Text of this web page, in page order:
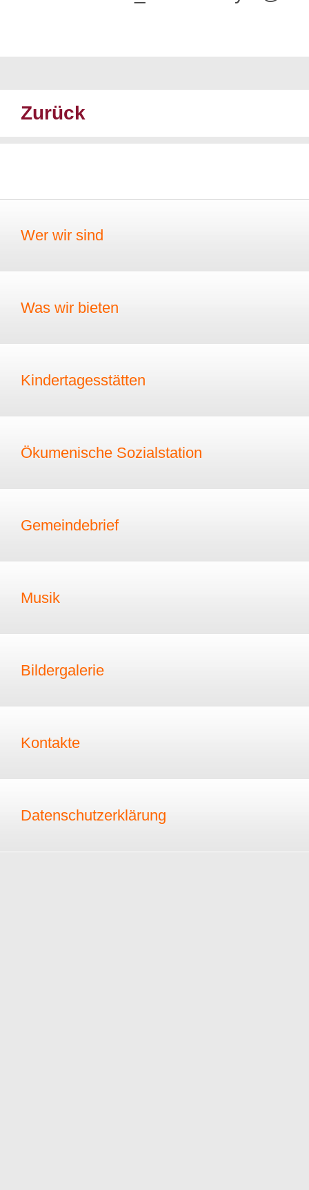
Zurück
Wer wir sind
Was wir bieten
Kindertagesstätten
Ökumenische Sozialstation
Gemeindebrief
Musik
Bildergalerie
Kontakte
Datenschutzerklärung